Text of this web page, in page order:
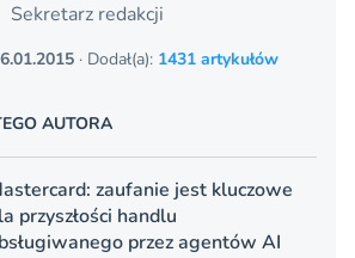
Sekretarz redakcji
· Dodał(a): 1431 artykułów
AUTORA
zaufanie jest kluczowe
przyszłości handlu
przez agentów AI